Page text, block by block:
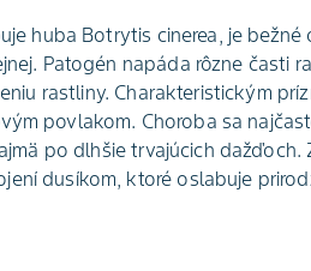
huba Botrytis cinerea, je
Patogén napáda rôzne časti
rastliny. Charakteristickým
povlakom. Choroba sa
po dlhšie trvajúcich
dusíkom, ktoré oslabuje